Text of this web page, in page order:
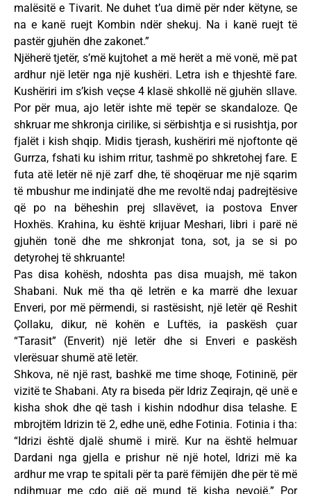
malësitë e Tivarit. Ne duhet t’ua dimë për nder këtyne, se
na e kanë ruejt Kombin ndër shekuj. Na i kanë ruejt të
pastër gjuhën dhe zakonet.”
Njëherë tjetër, s’më kujtohet a më herët a më vonë, më pat
ardhur një letër nga një kushëri. Letra ish e thjeshtë fare.
Kushëriri im s’kish veçse 4 klasë shkollë në gjuhën sllave.
Por për mua, ajo letër ishte më tepër se skandaloze. Qe
shkruar me shkronja cirilike, si sërbishtja e si rusishtja, por
fjalët i kish shqip. Midis tjerash, kushëriri më njoftonte që
Gurrza, fshati ku ishim rritur, tashmë po shkretohej fare. E
futa atë letër në një zarf dhe, të shoqëruar me një sqarim
të mbushur me indinjatë dhe me revoltë ndaj padrejtësive
që po na bëheshin prej sllavëvet, ia postova Enver
Hoxhës. Krahina, ku është krijuar Meshari, libri i parë në
gjuhën tonë dhe me shkronjat tona, sot, ja se si po
detyrohej të shkruante!
Pas disa kohësh, ndoshta pas disa muajsh, më takon
Shabani. Nuk më tha që letrën e ka marrë dhe lexuar
Enveri, por më përmendi, si rastësisht, një letër që Reshit
Çollaku, dikur, në kohën e Luftës, ia paskësh çuar
“Tarasit” (Enverit) një letër dhe si Enveri e paskësh
vlerësuar shumë atë letër.
Shkova, në një rast, bashkë me time shoqe, Fotininë, për
vizitë te Shabani. Aty ra biseda për Idriz Zeqirajn, që unë e
kisha shok dhe që tash i kishin ndodhur disa telashe. E
mbrojtëm Idrizin të 2, edhe unë, edhe Fotinia. Fotinia i tha:
“Idrizi është djalë shumë i mirë. Kur na është helmuar
Dardani nga gjella e prishur në një hotel, Idrizi më ka
ardhur me vrap te spitali për ta parë fëmijën dhe për të më
ndihmuar me çdo gjë që mund të kisha nevojë.” Por